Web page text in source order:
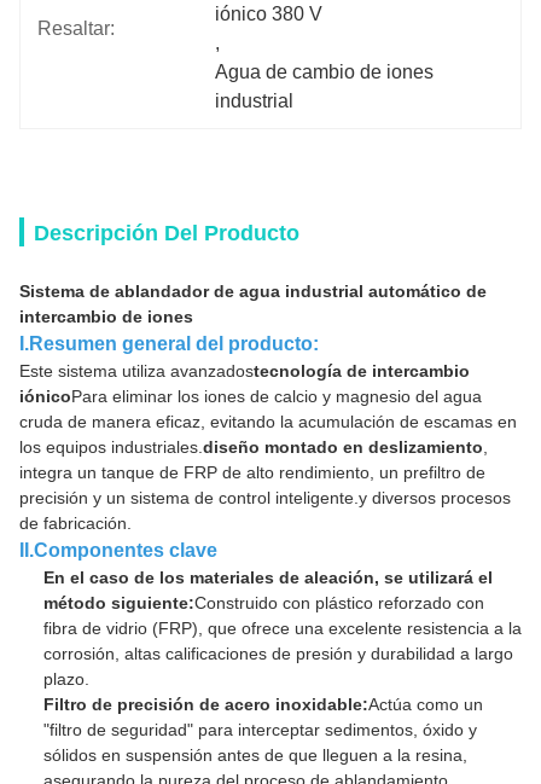
Resaltar:
iónico 380 V
,
Agua de cambio de iones
industrial
Descripción Del Producto
Sistema de ablandador de agua industrial automático de
intercambio de iones
I.Resumen general del producto:
Este sistema utiliza avanzadostecnología de intercambio
iónicoPara eliminar los iones de calcio y magnesio del agua
cruda de manera eficaz, evitando la acumulación de escamas en
los equipos industriales. diseño montado en deslizamiento
integra un tanque de FRP de alto rendimiento, un prefiltro de
precisión y un sistema de control inteligente.y diversos procesos
de fabricación.
II.Componentes clave
En el caso de los materiales de aleación, se utilizará el
método siguiente:Construido con plástico reforzado con
fibra de vidrio (FRP), que ofrece una excelente resistencia a la
corrosión, altas calificaciones de presión y durabilidad a largo
plazo.
Filtro de precisión de acero inoxidable:Actúa como un
"filtro de seguridad" para interceptar sedimentos, óxido y
sólidos en suspensión antes de que lleguen a la resina,